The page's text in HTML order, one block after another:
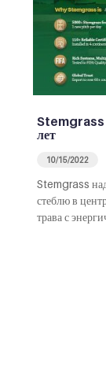
Stemgrass
лет
10/15/2022
Stemgrass
стеблю в
трава с